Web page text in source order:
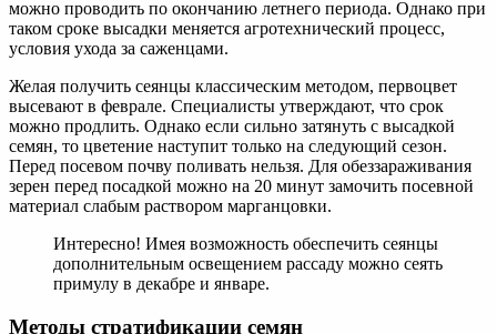
можно проводить по окончанию летнего периода. Однако при
таком сроке высадки меняется агротехнический процесс,
условия ухода за саженцами.
Желая получить сеянцы классическим методом, первоцвет
высевают в феврале. Специалисты утверждают, что срок
можно продлить. Однако если сильно затянуть с высадкой
семян, то цветение наступит только на следующий сезон.
Перед посевом почву поливать нельзя. Для обеззараживания
зерен перед посадкой можно на 20 минут замочить посевной
материал слабым раствором марганцовки.
Интересно! Имея возможность обеспечить сеянцы
дополнительным освещением рассаду можно сеять
примулу в декабре и январе.
Методы стратификации семян